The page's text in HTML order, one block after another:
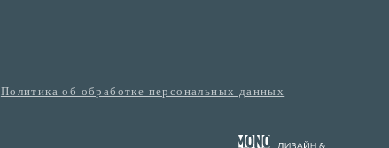
Политика об обработке персональных данных